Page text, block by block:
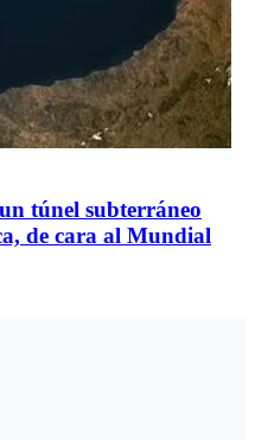
túnel subterráneo
de cara al Mundial